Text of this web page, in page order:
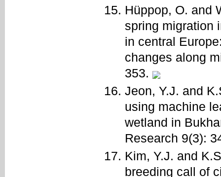
Hüppop, O. and
spring migration
in central
changes along
353.
Jeon, Y.J. and
using machine
wetland in
Research 9(3):
Kim, Y.J. and
breeding call of